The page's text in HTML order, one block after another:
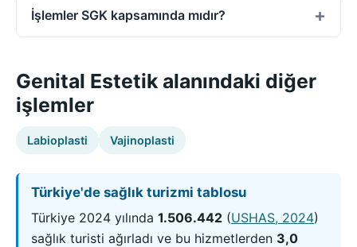
İşlemler SGK kapsamında mıdır?
Genital Estetik alanındaki diğer
işlemler
Labioplasti Vajinoplasti
Türkiye'de sağlık turizmi tablosu
Türkiye 2024 yılında 1.506.442 (USHAS, 2024)
sağlık turisti ağırladı ve bu hizmetlerden 3,0